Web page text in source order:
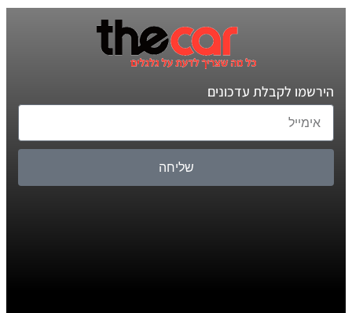
הירשמו לקבלת עדכונים
שליחה